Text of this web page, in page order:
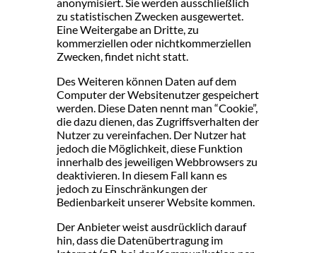
zu statistischen Zwecken ausgewertet.
Eine Weitergabe an Dritte, zu
kommerziellen oder nichtkommerziellen
Zwecken, findet nicht statt.
Des Weiteren können Daten auf dem
Computer der Websitenutzer gespeichert
werden. Diese Daten nennt man “Cookie”,
die dazu dienen, das Zugriffsverhalten der
Nutzer zu vereinfachen. Der Nutzer hat
jedoch die Möglichkeit, diese Funktion
innerhalb des jeweiligen Webbrowsers zu
deaktivieren. In diesem Fall kann es
jedoch zu Einschränkungen der
Bedienbarkeit unserer Website kommen.
Der Anbieter weist ausdrücklich darauf
hin, dass die Datenübertragung im